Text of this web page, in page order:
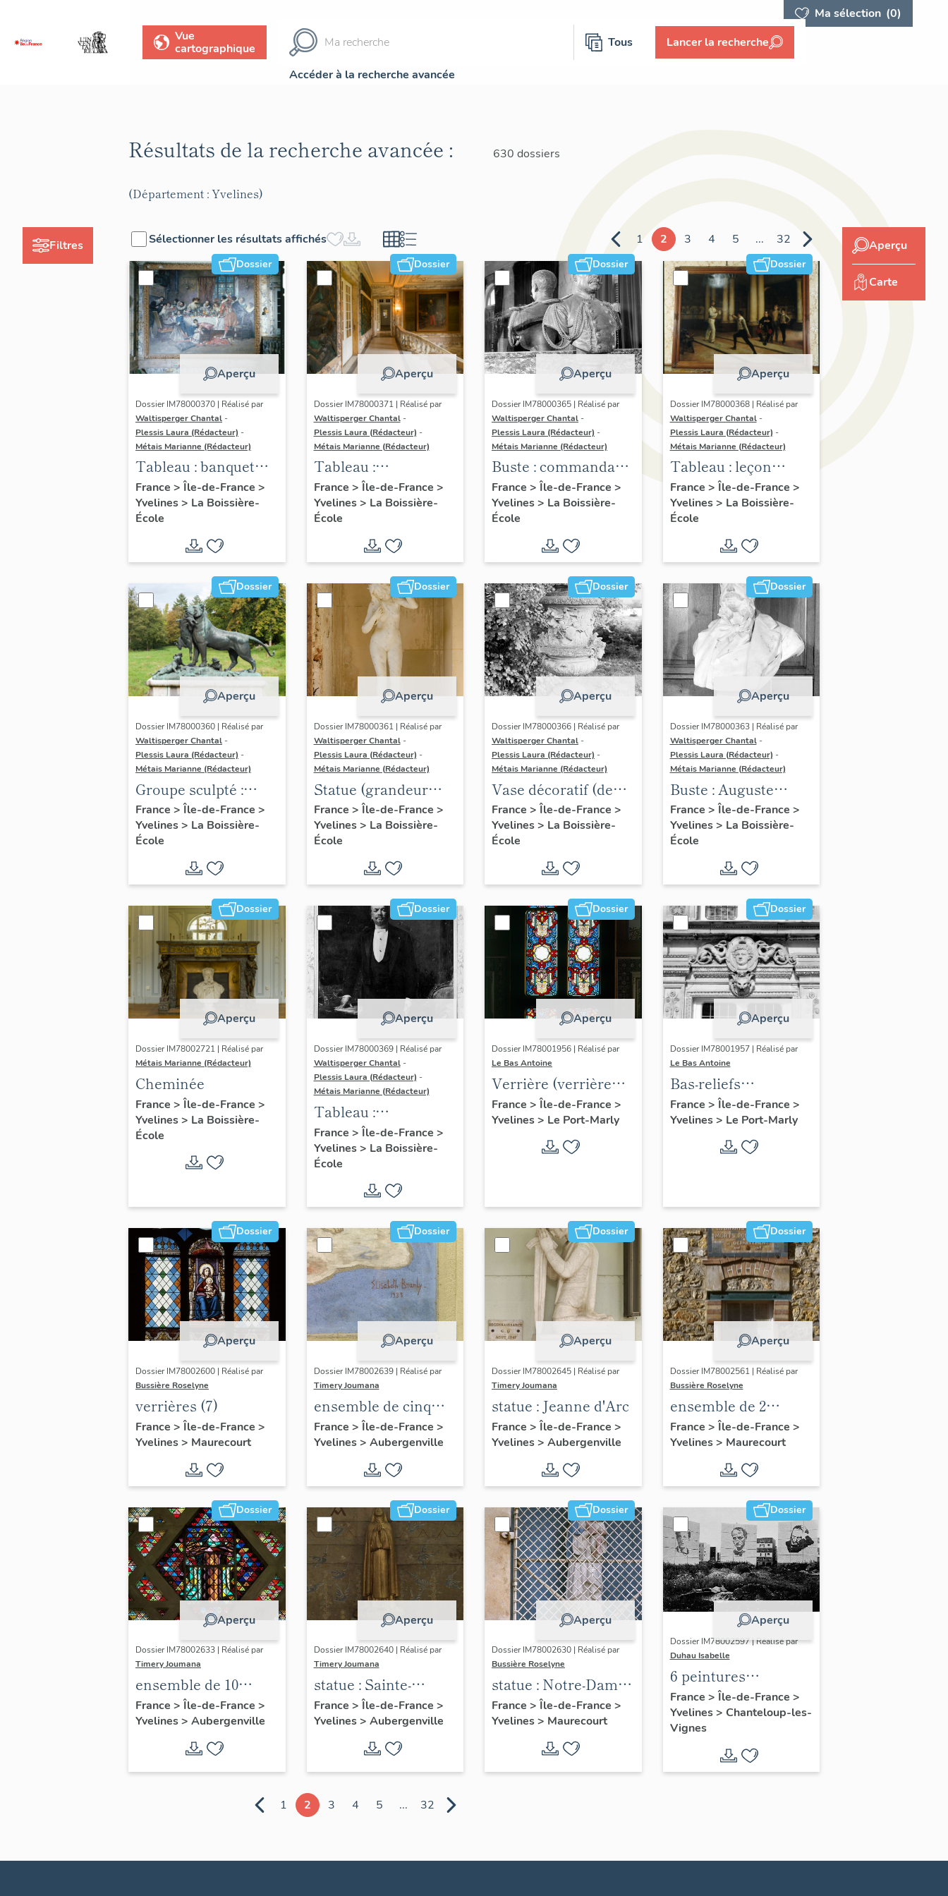
Ma sélection (0)
Vue
cartographique
Tous Lancer la recherche
Accéder à la recherche avancée
Filtres
Résultats de la recherche avancée : 630 dossiers
(Département : Yvelines)
Sélectionner les résultats affichés 1 2 3 4 5 ... 32
Dossier
Aperçu
Dossier IM78000370 | Réalisé par
Waltisperger Chantal -
Plessis Laura (Rédacteur) -
Métais Marianne (Rédacteur)
Tableau : banquet
avec la famille
Hériot, style Louis
XIII
France > Île-de-France >
Yvelines> La Boissière-
École
Dossier
Aperçu
Dossier IM78000371 | Réalisé par
Waltisperger Chantal -
Plessis Laura (Rédacteur) -
Métais Marianne (Rédacteur)
Tableau :
commandant
Olympe Hériot (1)
France > Île-de-France >
Yvelines> La Boissière-
École
Dossier
Aperçu
Dossier IM78000365 | Réalisé par
Waltisperger Chantal -
Plessis Laura (Rédacteur) -
Métais Marianne (Rédacteur)
Buste : commandant
Olympe Hériot (2)
France > Île-de-France >
Yvelines> La Boissière-
École
Dossier
Aperçu
Dossier IM78000368 | Réalisé par
Waltisperger Chantal -
Plessis Laura (Rédacteur) -
Métais Marianne (Rédacteur)
Tableau : leçon
d'escrime
France > Île-de-France >
Yvelines> La Boissière-
École
Dossier
Aperçu
Dossier IM78000360 | Réalisé par
Waltisperger Chantal -
Plessis Laura (Rédacteur) -
Métais Marianne (Rédacteur)
Groupe sculpté :
Lionne rapportant
un sanglier à ses
lionceaux
France > Île-de-France >
Yvelines> La Boissière-
École
Dossier
Aperçu
Dossier IM78000361 | Réalisé par
Waltisperger Chantal -
Plessis Laura (Rédacteur) -
Métais Marianne (Rédacteur)
Statue (grandeur
nature) : nymphe
France > Île-de-France >
Yvelines> La Boissière-
École
Dossier
Aperçu
Dossier IM78000366 | Réalisé par
Waltisperger Chantal -
Plessis Laura (Rédacteur) -
Métais Marianne (Rédacteur)
Vase décoratif (de
jardin)
France > Île-de-France >
Yvelines> La Boissière-
École
Dossier
Aperçu
Dossier IM78000363 | Réalisé par
Waltisperger Chantal -
Plessis Laura (Rédacteur) -
Métais Marianne (Rédacteur)
Buste : Auguste
Hériot
France > Île-de-France >
Yvelines> La Boissière-
École
Dossier
Aperçu
Dossier IM78002721 | Réalisé par
Métais Marianne (Rédacteur)
Cheminée
France > Île-de-France >
Yvelines> La Boissière-
École
Dossier
Aperçu
Dossier IM78000369 | Réalisé par
Waltisperger Chantal -
Plessis Laura (Rédacteur) -
Métais Marianne (Rédacteur)
Tableau :
commandant
Olympe Hériot (2)
France > Île-de-France >
Yvelines> La Boissière-
École
Dossier
Aperçu
Dossier IM78001956 | Réalisé par
Le Bas Antoine
Verrière (verrière
décorative)
France > Île-de-France >
Yvelines> Le Port-Marly
Dossier
Aperçu
Dossier IM78001957 | Réalisé par
Le Bas Antoine
Bas-reliefs
(médaillon)
France > Île-de-France >
Yvelines> Le Port-Marly
Dossier
Aperçu
Dossier IM78002600 | Réalisé par
Bussière Roselyne
verrières (7)
France > Île-de-France >
Yvelines> Maurecourt
Dossier
Aperçu
Dossier IM78002639 | Réalisé par
Timery Joumana
ensemble de cinq
peintures
monumentales
France > Île-de-France >
Yvelines> Aubergenville
Dossier
Aperçu
Dossier IM78002645 | Réalisé par
Timery Joumana
statue : Jeanne d'Arc
France > Île-de-France >
Yvelines> Aubergenville
Dossier
Aperçu
Dossier IM78002561 | Réalisé par
Bussière Roselyne
ensemble de 2
plaques
commémoratives
des instituteurs de
Seine et Oise
France > Île-de-France >
Yvelines> Maurecourt
Dossier
Aperçu
Dossier IM78002633 | Réalisé par
Timery Joumana
ensemble de 10
verrières
France > Île-de-France >
Yvelines> Aubergenville
Dossier
Aperçu
Dossier IM78002640 | Réalisé par
Timery Joumana
statue : Sainte-
Thérèse de l'Enfant
Jésus
France > Île-de-France >
Yvelines> Aubergenville
Dossier
Aperçu
Dossier IM78002630 | Réalisé par
Bussière Roselyne
statue : Notre-Dame
de Bonsecours
France > Île-de-France >
Yvelines> Maurecourt
Dossier
Aperçu
Dossier IM78002597 | Réalisé par
Duhau Isabelle
6 peintures
monumentales : les
Poètes
France > Île-de-France >
Yvelines> Chanteloup-les-
Vignes
1 2 3 4 5 ... 32
Aperçu
Carte